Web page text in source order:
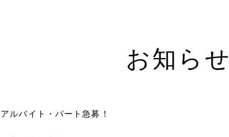
お知らせ
アルバイト・パート急募！